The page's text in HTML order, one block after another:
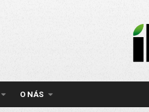
O NÁS